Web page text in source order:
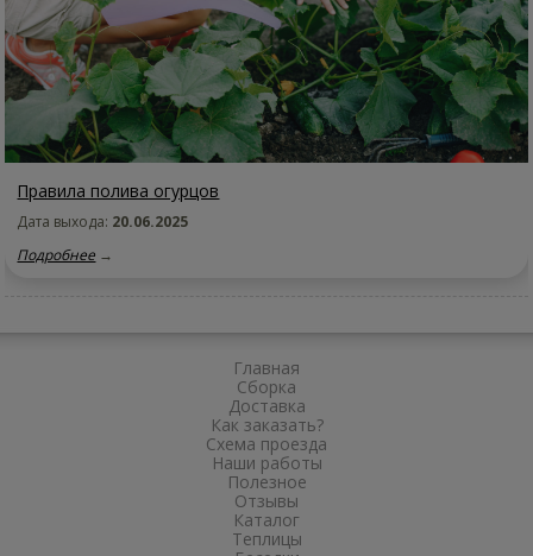
Правила полива огурцов
Дата выхода: 20.06.2025
Подробнее →
Главная
Сборка
Доставка
Как заказать?
Схема проезда
Наши работы
Полезное
Отзывы
Каталог
Теплицы